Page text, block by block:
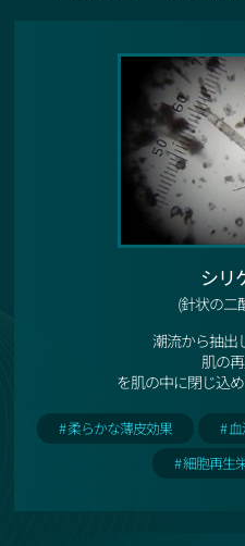
シリ
(針状の二
潮流から抽出
肌の
を肌の中に閉じ込
# 柔らかな薄皮効果 #
# 細胞再生